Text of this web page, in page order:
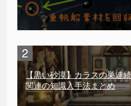
【黒い砂漠】カラスの巣連
関連の知識入手法まとめ